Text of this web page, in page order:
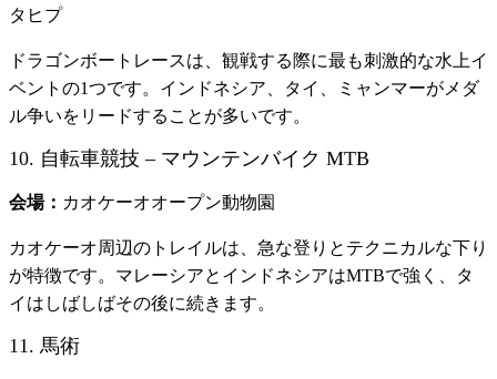
タヒプ
ドラゴンボートレースは、観戦する際に最も刺激的な水上イ
ベントの1つです。インドネシア、タイ、ミャンマーがメダ
ル争いをリードすることが多いです。
10. 自転車競技 – マウンテンバイク MTB
会場： カオケーオオープン動物園
カオケーオ周辺のトレイルは、急な登りとテクニカルな下り
が特徴です。マレーシアとインドネシアはMTBで強く、タ
イはしばしばその後に続きます。
11. 馬術